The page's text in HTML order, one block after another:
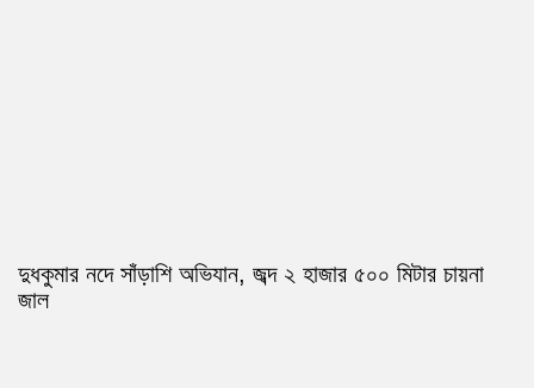
দুধকুমার নদে সাঁড়াশি অভিযান, জব্দ ২ হাজার ৫০০ মিটার চায়না
জাল